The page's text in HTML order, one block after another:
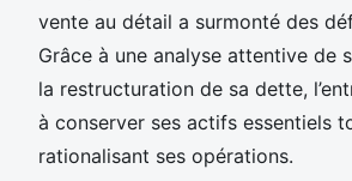
vente au détail a surmonté des
Grâce à une analyse attentive de
la restructuration de sa dette,
à conserver ses actifs essentiels
rationalisant ses opérations.